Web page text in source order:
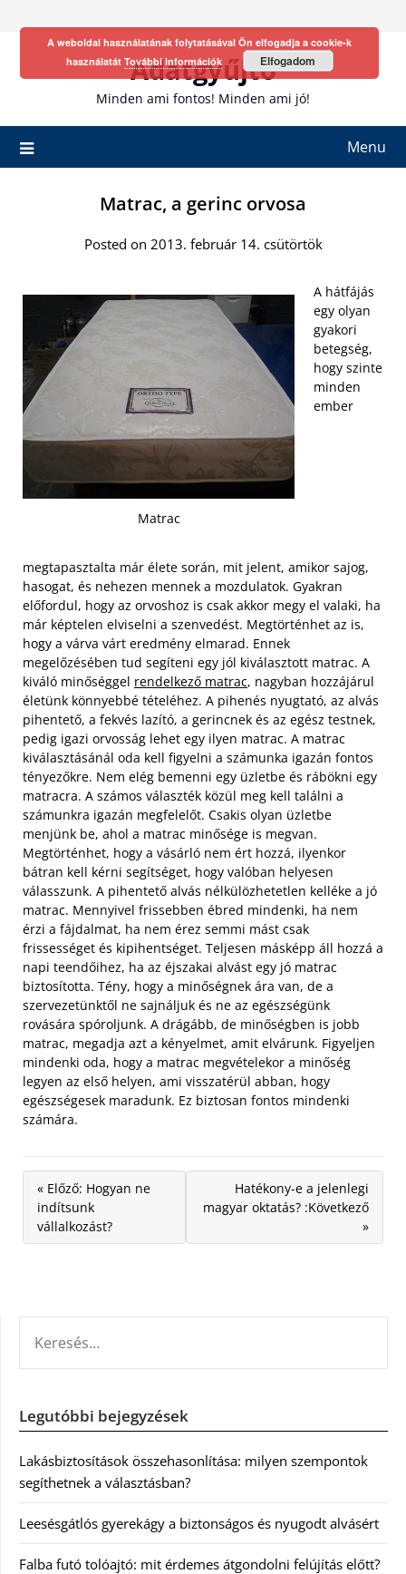
Adatgyűjtő
Minden ami fontos! Minden ami jó!
Menu
Matrac, a gerinc orvosa
Posted on 2013. február 14. csütörtök
Matrac
A hátfájás
egy olyan
gyakori
betegség,
hogy szinte
minden
ember
megtapasztalta már élete során, mit jelent, amikor sajog,
hasogat, és nehezen mennek a mozdulatok. Gyakran
előfordul, hogy az orvoshoz is csak akkor megy el valaki, ha
már képtelen elviselni a szenvedést. Megtörténhet az is,
hogy a várva várt eredmény elmarad. Ennek
megelőzésében tud segíteni egy jól kiválasztott matrac. A
kiváló minőséggel rendelkező matrac, nagyban hozzájárul
életünk könnyebbé tételéhez. A pihenés nyugtató, az alvás
pihentető, a fekvés lazító, a gerincnek és az egész testnek,
pedig igazi orvosság lehet egy ilyen matrac. A matrac
kiválasztásánál oda kell figyelni a számunka igazán fontos
tényezőkre. Nem elég bemenni egy üzletbe és rábökni egy
matracra. A számos választék közül meg kell találni a
számunkra igazán megfelelőt. Csakis olyan üzletbe
menjünk be, ahol a matrac minősége is megvan.
Megtörténhet, hogy a vásárló nem ért hozzá, ilyenkor
bátran kell kérni segítséget, hogy valóban helyesen
válasszunk. A pihentető alvás nélkülözhetetlen kelléke a jó
matrac. Mennyivel frissebben ébred mindenki, ha nem
érzi a fájdalmat, ha nem érez semmi mást csak
frissességet és kipihentséget. Teljesen másképp áll hozzá a
napi teendőihez, ha az éjszakai alvást egy jó matrac
biztosította. Tény, hogy a minőségnek ára van, de a
szervezetünktől ne sajnáljuk és ne az egészségünk
rovására spóroljunk. A drágább, de minőségben is jobb
matrac, megadja azt a kényelmet, amit elvárunk. Figyeljen
mindenki oda, hogy a matrac megvételekor a minőség
legyen az első helyen, ami visszatérül abban, hogy
egészségesek maradunk. Ez biztosan fontos mindenki
számára.
« Előző: Hogyan ne
indítsunk
vállalkozást?
Hatékony-e a jelenlegi
magyar oktatás? :Következő
»
Legutóbbi bejegyzések
Lakásbiztosítások összehasonlítása: milyen szempontok
segíthetnek a választásban?
Leesésgátlós gyerekágy a biztonságos és nyugodt alvásért
Falba futó tolóajtó: mit érdemes átgondolni felújítás előtt?
A weboldal használatának folytatásával Ön elfogadja a cookie-k
használatát További információk Elfogadom